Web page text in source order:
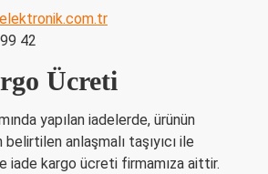
42
Ücreti
yapılan iadelerde, ürünün
anlaşmalı taşıyıcı ile
iade kargo ücreti firmamıza aittir.